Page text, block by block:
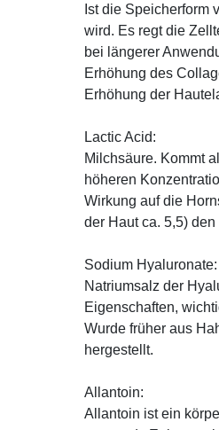
Ist die Speicherform
wird. Es regt die
bei längerer
Erhöhung des
Erhöhung der
Lactic Acid:
Milchsäure. Kommt
höheren
Wirkung auf die
der Haut ca. 5,5)
Sodium Hyaluronate:
Natriumsalz der
Eigenschaften,
Wurde früher aus
hergestellt.
Allantoin:
Allantoin ist ein